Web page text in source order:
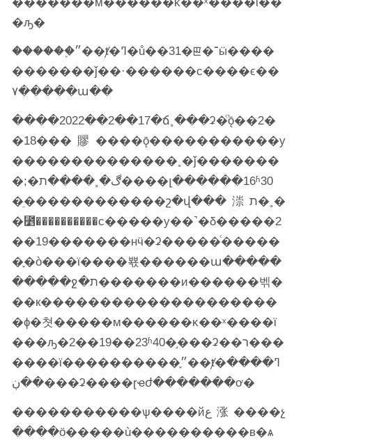
�ԡ�
������֢״��ⱦ�ߣ�ů��31�ꡣ�־ӹ����
�������ǰ��·������с����ϵ��
۷�����ա��
����2022��2��17�ճ˳���ʡ�ⷵǭ��2�
�18���賿����ǭ�����������у
��������������˳�ǰ�������
�;�ڰ�˳����ת����լ������16ʱ30
�ֵ������������շ�վ���漴ת�˳�
�⳵����������с�����у��˺�δ�����2
��19�������нӵ�ʡ�����ͨ�����
�֪�ò���ϊ����뾳������ա�����
�����ջ�ת�������и������벢�
��к��������������������
�ɸ�쳣�����м������ĸ��ˣ����ϊ
���ԡ�2��19��23ʱ40�֣���ʡ��ר���
����ϊ����������֢״��ⱦ�ߣ����
��ڹ���ʡ����ɽҽժ�������ơ�
�����������ѱ����йع涨����չ
����ӧ�����ù����������в�ѧ